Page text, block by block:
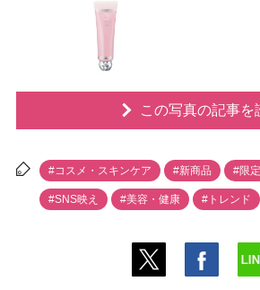
この写真の記事を
#コスメ・スキンケア #新商品 #限定
#SNS映え #美容・健康 #トレンド